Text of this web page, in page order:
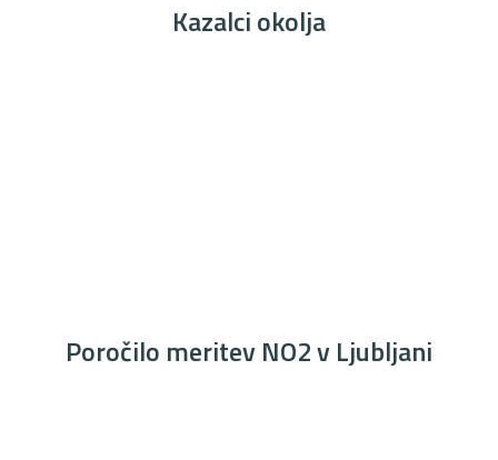
Kazalci okolja
Poročilo meritev NO2 v Ljubljani